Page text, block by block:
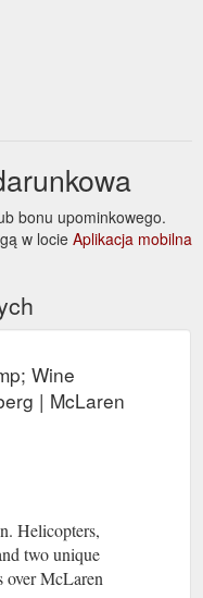
bonu upominkowego.
w locie Aplikacja mobilna
Wine
| McLaren
Helicopters,
two unique
over McLaren